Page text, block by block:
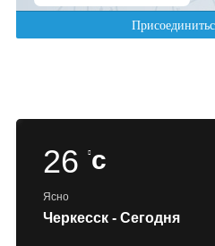
26 c
Ясно
Черкесск - Сегодня